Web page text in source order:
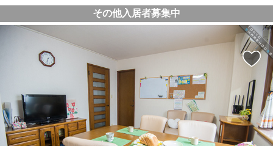
その他入居者募集中